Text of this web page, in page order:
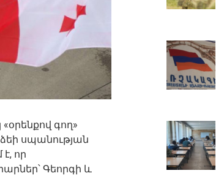
գող»
սպանության
որ
Գեորգի և